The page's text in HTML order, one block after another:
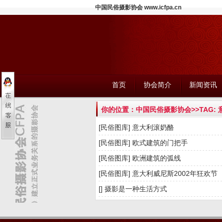
中国民俗摄影协会 www.icfpa.cn
首页 协会简介 新闻资讯
你的位置： 中国民俗摄影协会>>TAG:
[民俗图库] 意大利滚奶酪
[民俗图库] 欧式建筑的门把手
[民俗图库] 欧洲建筑的弧线
[民俗图库] 意大利威尼斯2002年狂欢节
[] 摄影是一种生活方式